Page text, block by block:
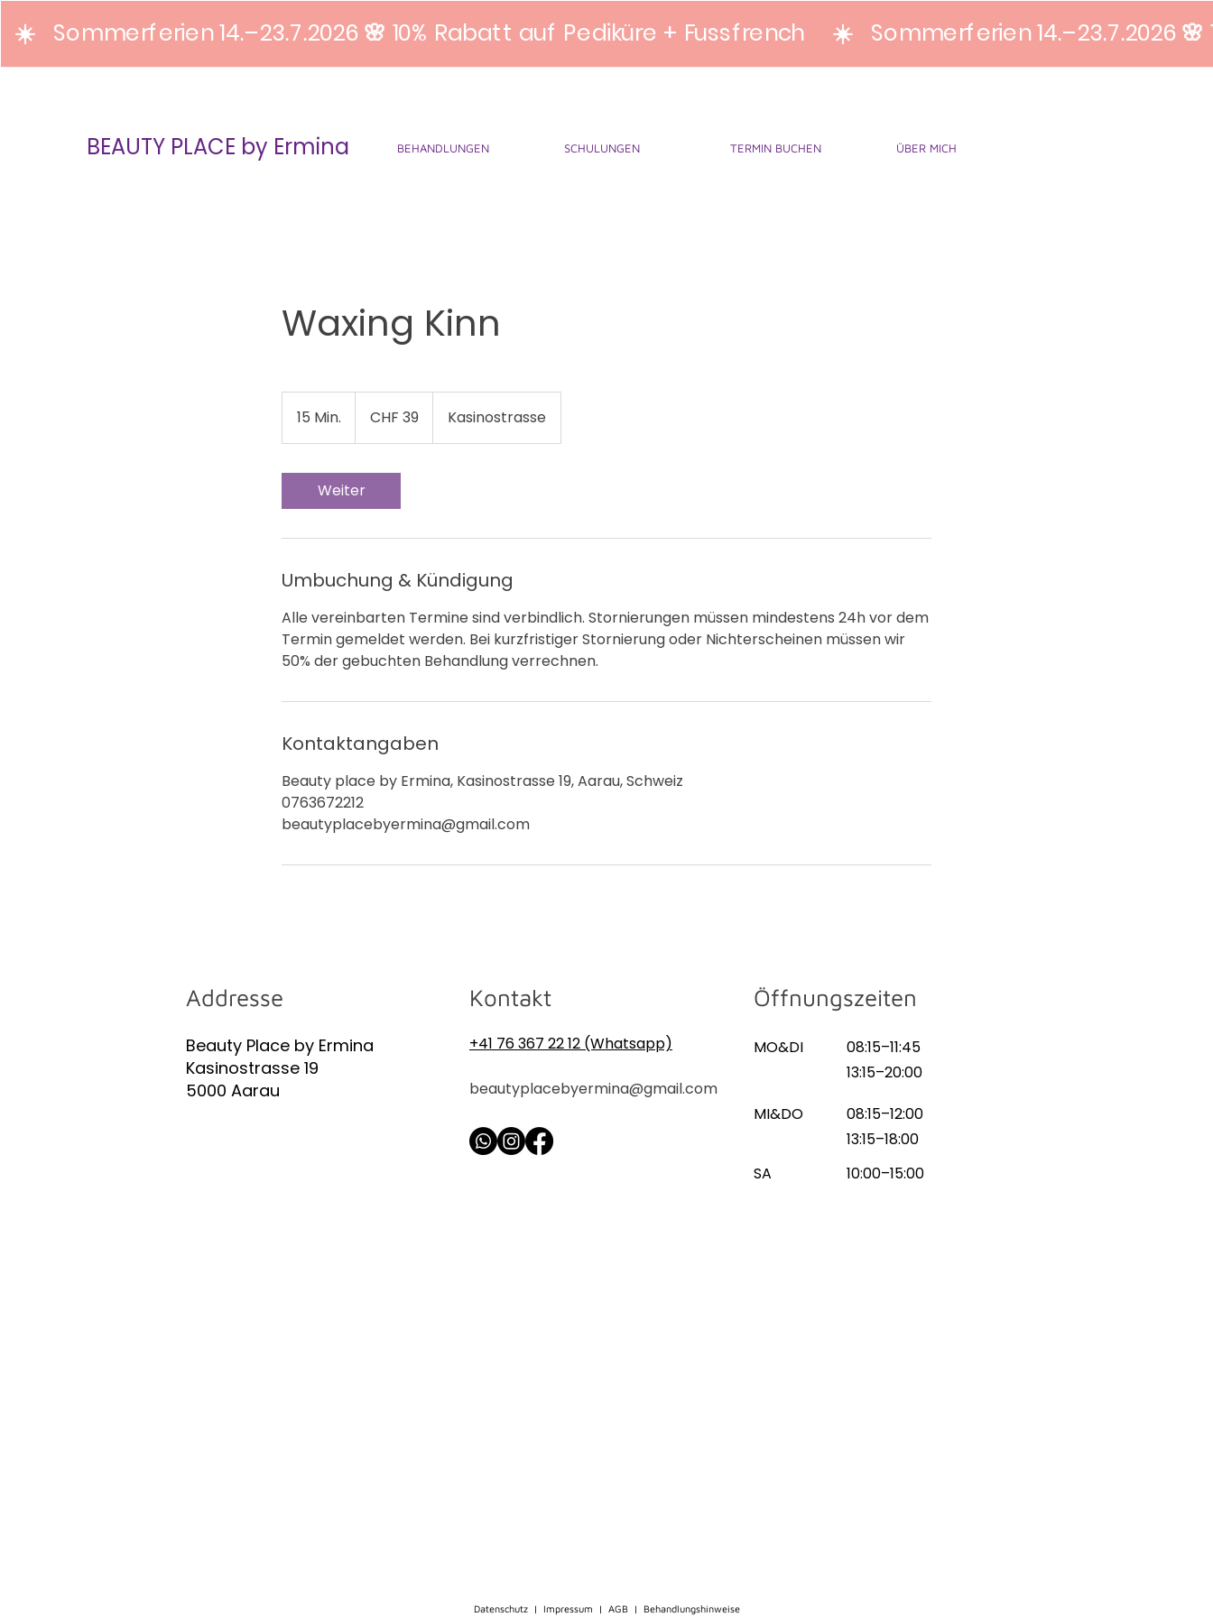
☀️ Sommerferien 14.–23.7.2026 🌸 10% Rabatt auf Pediküre + Fussfrench ☀️ Sommerferien 14.–23.7.2026 🌸
BEAUTY PLACE by Ermina BEHANDLUNGEN SCHULUNGEN TERMIN BUCHEN ÜBER MICH
Waxing Kinn
15 Min.
5
i
n
Franken
CHF 39 Kasinostrasse
Weiter
Umbuchung & Kündigung
Alle vereinbarten Termine sind verbindlich. Stornierungen müssen mindestens 24h vor dem
Termin gemeldet werden. Bei kurzfristiger Stornierung oder Nichterscheinen müssen wir
50% der gebuchten Behandlung verrechnen.
Kontaktangaben
Beauty place by Ermina, Kasinostrasse 19, Aarau, Schweiz
0763672212
beautyplacebyermina@gmail.com
Addresse
Beauty Place by Ermina
Kasinostrasse 19
5000 Aarau
Kontakt
+41 76 367 22 12 (Whatsapp)
beautyplacebyermina@gmail.com
Öffnungszeiten
MO&DI
08:15–11:45
13:15–20:00
MI&DO
08:15–12:00
13:15–18:00
SA
10:00–15:00
Datenschutz | Impressum | AGB | Behandlungshinweise